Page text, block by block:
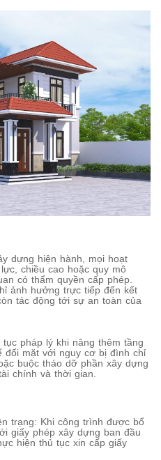
dựng hiện hành, mọi hoạt
chiều cao hoặc quy mô
có thẩm quyền cấp phép.
ảnh hưởng trực tiếp đến kết
tác động tới sự an toàn của
pháp lý khi nâng thêm tầng
đối mặt với nguy cơ bị đình chỉ
buộc tháo dỡ phần xây dựng
chính và thời gian.
trạng: Khi công trình được bổ
giấy phép xây dựng ban đầu
hiện thủ tục xin cấp giấy